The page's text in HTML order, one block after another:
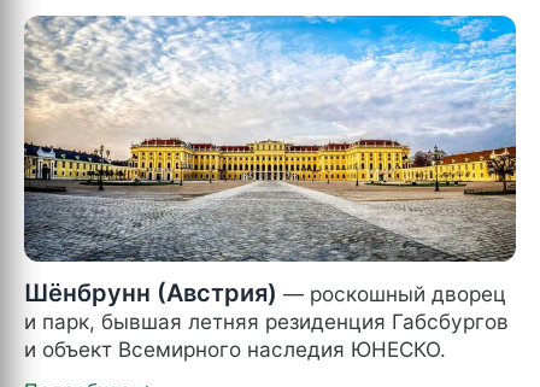
Шёнбрунн (Австрия) — роскошный дворец
и парк, бывшая летняя резиденция Габсбургов
и объект Всемирного наследия ЮНЕСКО.